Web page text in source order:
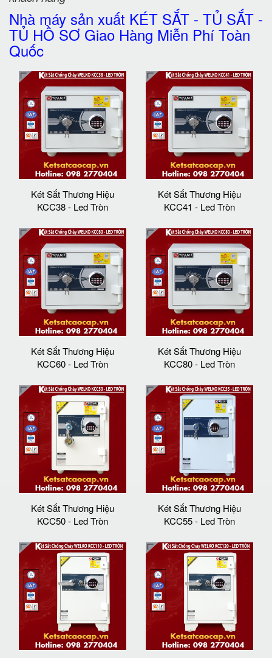
Nhà máy sản xuất KÉT SẮT - TỦ SẮT -
TỦ HỒ SƠ Giao Hàng Miễn Phí Toàn
Quốc
Két Sắt Thương Hiệu
KCC38 - Led Tròn
Két Sắt Thương Hiệu
KCC41 - Led Tròn
Két Sắt Thương Hiệu
KCC60 - Led Tròn
Két Sắt Thương Hiệu
KCC80 - Led Tròn
Két Sắt Thương Hiệu
KCC50 - Led Tròn
Két Sắt Thương Hiệu
KCC55 - Led Tròn